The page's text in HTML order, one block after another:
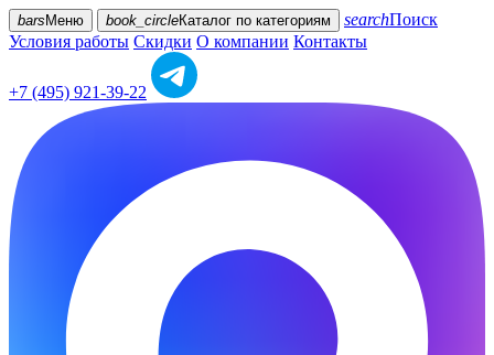
bars Меню book_circleКаталог по категориям searchПоиск
Условия работы Скидки О компании Контакты
+7 (495) 921-39-22